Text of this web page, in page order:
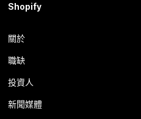
Shopify
關於
職缺
投資人
新聞媒體